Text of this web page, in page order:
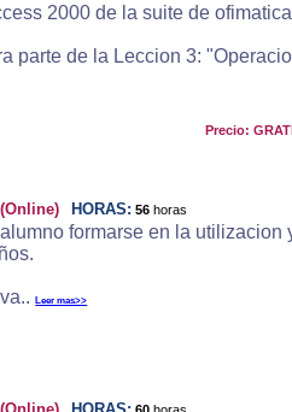
2000 de la suite de
parte de la Leccion 3:
Precio:
HORAS: 56 horas
formarse en la
Leer mas>>
60 horas